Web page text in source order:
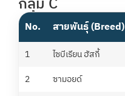
No. สายพันธุ์ (Breed)
1 ไซบีเรียน ฮัสกี้
2
ซามอยด์